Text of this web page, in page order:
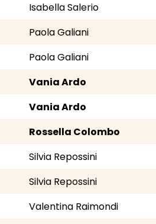
Isabella Salerio
Paola Galiani
Paola Galiani
Vania Ardo
Vania Ardo
Rossella Colombo
Silvia Repossini
Silvia Repossini
Valentina Raimondi